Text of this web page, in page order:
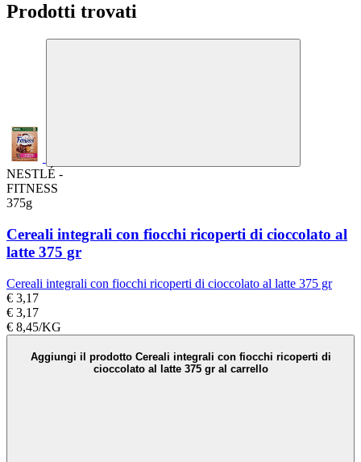
Prodotti trovati
NESTLÉ -
FITNESS
375g
Cereali integrali con fiocchi ricoperti di cioccolato al
latte 375 gr
Cereali integrali con fiocchi ricoperti di cioccolato al latte 375 gr
€ 3,17
€ 3,17
€ 8,45/KG
Aggiungi il prodotto Cereali integrali con fiocchi ricoperti di
cioccolato al latte 375 gr al carrello